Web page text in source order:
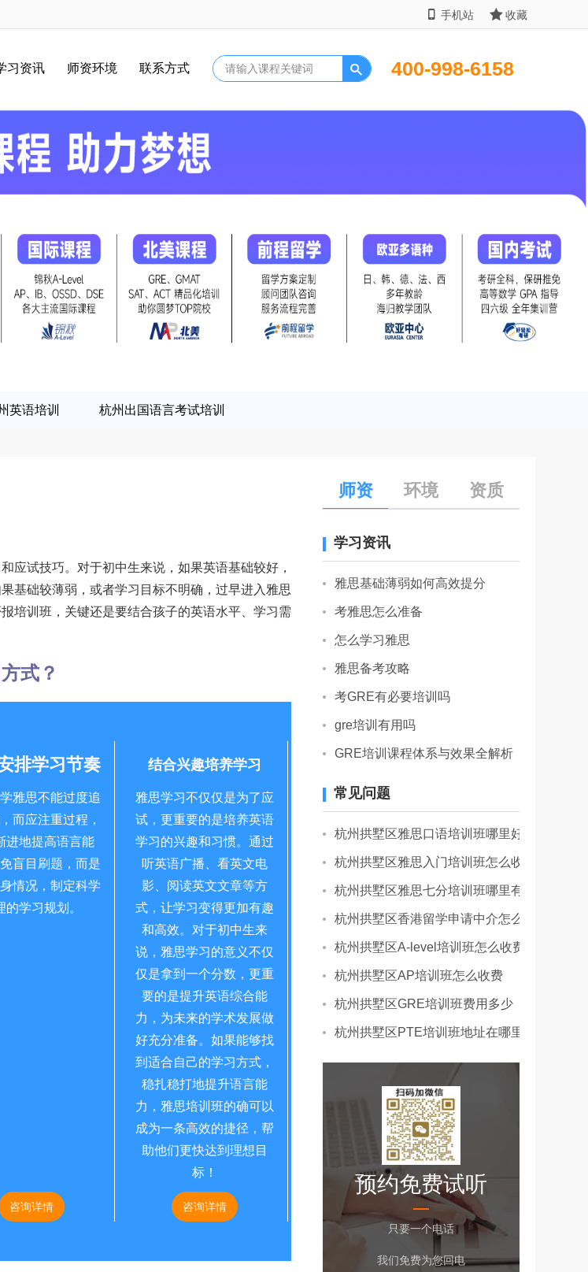
手机站 收藏
习资讯 师资环境 联系方式 400-998-6158
英语培训 杭州出国语言考试培训
应试技巧。对于初中生来说，如果英语基础较好，
基础较薄弱，或者学习目标不明确，过早进入雅思
培训班，关键还是要结合孩子的英语水平、学习需
式？
排学习节奏
雅思不能过度追
而应注重过程，
进地提高语言能
盲目刷题，而是
情况，制定科学
的学习规划。
咨询详情
结合兴趣培养学习
雅思学习不仅仅是为了应
试，更重要的是培养英语
学习的兴趣和习惯。通过
听英语广播、看英文电
影、阅读英文文章等方
式，让学习变得更加有趣
和高效。对于初中生来
说，雅思学习的意义不仅
仅是拿到一个分数，更重
要的是提升英语综合能
力，为未来的学术发展做
好充分准备。如果能够找
到适合自己的学习方式，
稳扎稳打地提升语言能
力，雅思培训班的确可以
成为一条高效的捷径，帮
助他们更快达到理想目
标！
咨询详情
师资 环境 资质
学习资讯
雅思基础薄弱如何高效提分
考雅思怎么准备
怎么学习雅思
雅思备考攻略
考GRE有必要培训吗
gre培训有用吗
GRE培训课程体系与效果全解析
常见问题
杭州拱墅区雅思口语培训班哪里好
杭州拱墅区雅思入门培训班怎么收费
杭州拱墅区雅思七分培训班哪里有
杭州拱墅区香港留学申请中介怎么收费
杭州拱墅区A-level培训班怎么收费
杭州拱墅区AP培训班怎么收费
杭州拱墅区GRE培训班费用多少
杭州拱墅区PTE培训班地址在哪里
预约免费试听
只要一个电话
我们免费为您回电